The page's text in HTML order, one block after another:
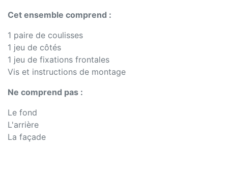
Cet ensemble comprend :
1 paire de coulisses
1 jeu de côtés
1 jeu de fixations frontales
Vis et instructions de montage
Ne comprend pas :
Le fond
L'arrière
La façade